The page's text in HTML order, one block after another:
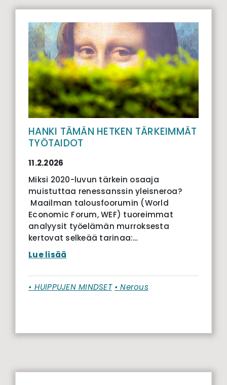
HANKI TÄMÄN HETKEN TÄRKEIMMÄT
TYÖTAIDOT
11.2.2026
Miksi 2020-luvun tärkein osaaja
muistuttaa renessanssin yleisneroa?
Maailman talousfoorumin (World
Economic Forum, WEF) tuoreimmat
analyysit työelämän murroksesta
kertovat selkeää tarinaa:…
Lue lisää
• HUIPPUJEN MINDSET • Nerous